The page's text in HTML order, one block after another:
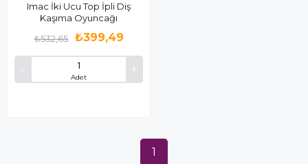
Imac İki Ucu Top İpli Diş
Kaşıma Oyuncağı
Adet
₺399,49
₺532,65
1